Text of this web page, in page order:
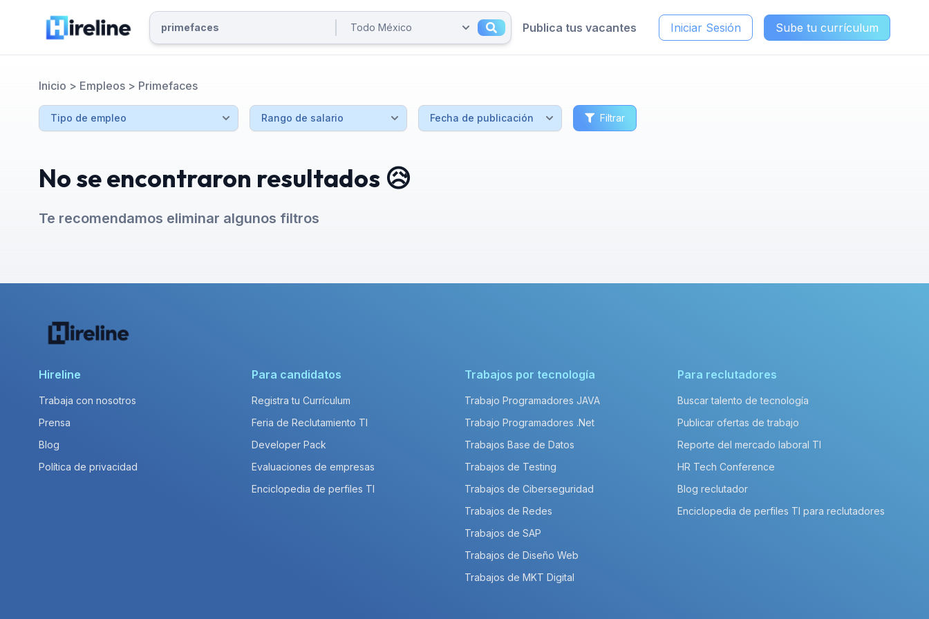
Publica tus vacantes Iniciar Sesión Sube tu currículum
Inicio > Empleos > Primefaces
Filtrar
No se encontraron resultados 😥
Te recomendamos eliminar algunos filtros
Hireline
Trabaja con nosotros
Prensa
Blog
Política de privacidad
Para candidatos
Registra tu Currículum
Feria de Reclutamiento TI
Developer Pack
Evaluaciones de empresas
Enciclopedia de perfiles TI
Trabajos por tecnología
Trabajo Programadores JAVA
Trabajo Programadores .Net
Trabajos Base de Datos
Trabajos de Testing
Trabajos de Ciberseguridad
Trabajos de Redes
Trabajos de SAP
Trabajos de Diseño Web
Trabajos de MKT Digital
Para reclutadores
Buscar talento de tecnología
Publicar ofertas de trabajo
Reporte del mercado laboral TI
HR Tech Conference
Blog reclutador
Enciclopedia de perfiles TI para reclutadores